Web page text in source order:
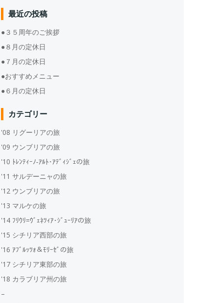
最近の投稿
●３５周年のご挨拶
●８月の定休日
●７月の定休日
●おすすめメニュー
●６月の定休日
カテゴリー
'08 リグーリアの旅
'09 ウンブリアの旅
'10 ﾄﾚﾝﾃｨｰﾉ‐ｱﾙﾄ･ｱﾃﾞｨｼﾞｪの旅
'11 サルデーニャの旅
'12 ウンブリアの旅
'13 マルケの旅
'14 ﾌﾘｳﾘ=ｳﾞｪﾈﾂｨｱ･ｼﾞｭｰﾘｱの旅
'15 シチリア西部の旅
'16 ｱﾌﾞﾙｯﾂｫ＆ﾓﾘｰｾﾞの旅
'17 シチリア東部の旅
'18 カラブリア州の旅
–